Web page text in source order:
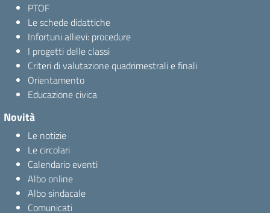
PTOF
Le schede didattiche
Infortuni allievi: procedure
I progetti delle classi
Criteri di valutazione quadrimestrali e finali
Orientamento
Educazione civica
Novità
Le notizie
Le circolari
Calendario eventi
Albo online
Albo sindacale
Comunicati